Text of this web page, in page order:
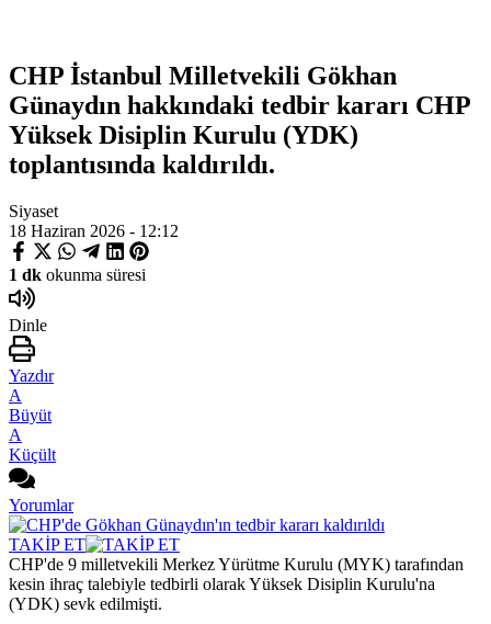
CHP İstanbul Milletvekili Gökhan
Günaydın hakkındaki tedbir kararı CHP
Yüksek Disiplin Kurulu (YDK)
toplantısında kaldırıldı.
Siyaset
18 Haziran 2026 - 12:12
1 dk okunma süresi
Dinle
Yazdır
A
Büyüt
A
Küçült
Yorumlar
TAKİP ET
CHP'de 9 milletvekili Merkez Yürütme Kurulu (MYK) tarafından
kesin ihraç talebiyle tedbirli olarak Yüksek Disiplin Kurulu'na
(YDK) sevk edilmişti.